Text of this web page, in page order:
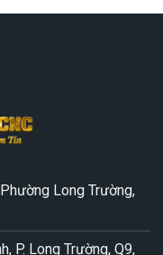
Long Trường,
P. Long Trường, Q9,